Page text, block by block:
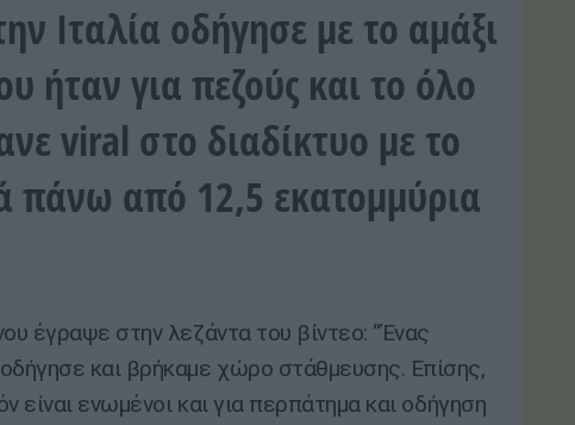
Ιταλία οδήγησε με το αμάξι
ήταν για πεζούς και το όλο
viral στο διαδίκτυο με το
πάνω από 12,5 εκατομμύρια
έγραψε στην λεζάντα τoυ βίντεο: “Ένας
και βρήκαμε χώρο στάθμευσης. Επίσης,
είναι ενωμένοι και για περπάτημα και οδήγηση